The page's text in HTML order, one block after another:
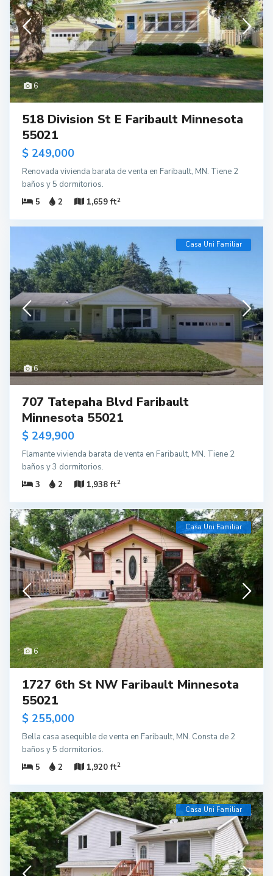
6
518 Division St E Faribault Minnesota
55021
$ 249,000
Renovada vivienda barata de venta en Faribault, MN. Tiene 2
baños y 5 dormitorios.
5
2 1,659 ft2
6
Casa Uni Familiar
707 Tatepaha Blvd Faribault
Minnesota 55021
$ 249,900
Flamante vivienda barata de venta en Faribault, MN. Tiene 2
baños y 3 dormitorios.
3
2 1,938 ft2
6
Casa Uni Familiar
1727 6th St NW Faribault Minnesota
55021
$ 255,000
Bella casa asequible de venta en Faribault, MN. Consta de 2
baños y 5 dormitorios.
5
2 1,920 ft2
Casa Uni Familiar